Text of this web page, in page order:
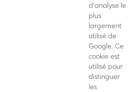
d’analyse le
plus
largement
utilisé de
Google. Ce
cookie est
utilisé pour
distinguer
les